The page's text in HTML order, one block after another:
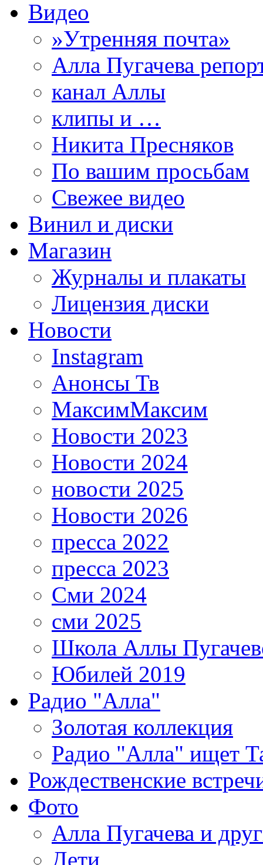
Видео
»Утренняя почта»
Алла Пугачева
канал Аллы
клипы и …
Никита Пресняков
По вашим просьбам
Свежее видео
Винил и диски
Магазин
Журналы и плакаты
Лицензия диски
Новости
Instagram
Анонсы Тв
МаксимМаксим
Новости 2023
Новости 2024
новости 2025
Новости 2026
пресса 2022
пресса 2023
Сми 2024
сми 2025
Школа Аллы
Юбилей 2019
Радио "Алла"
Золотая коллекция
Радио "Алла" ищет
Рождественские
Фото
Алла Пугачева и
Дети